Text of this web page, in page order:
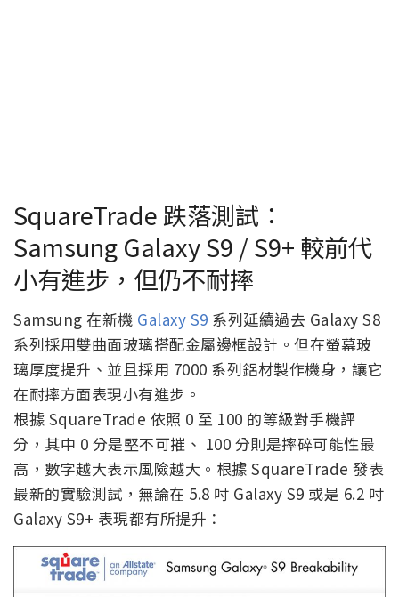
SquareTrade 跌落測試：
Samsung Galaxy S9 / S9+ 較前代
小有進步，但仍不耐摔
Samsung 在新機 Galaxy S9 系列延續過去 Galaxy S8
系列採用雙曲面玻璃搭配金屬邊框設計。但在螢幕玻
璃厚度提升、並且採用 7000 系列鋁材製作機身，讓它
在耐摔方面表現小有進步。
根據 SquareTrade 依照 0 至 100 的等級對手機評
分，其中 0 分是堅不可摧、 100 分則是摔碎可能性最
高，數字越大表示風險越大。根據 SquareTrade 發表
最新的實驗測試，無論在 5.8 吋 Galaxy S9 或是 6.2 吋
Galaxy S9+ 表現都有所提升：